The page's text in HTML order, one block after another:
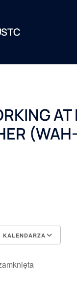
KALENDARZA